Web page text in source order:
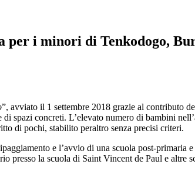
per i minori di Tenkodogo,
”, avviato il 1 settembre 2018 grazie al contributo
spazi concreti. L’elevato numero di bambini
di pochi, stabilito peraltro senza precisi criteri.
e l’avvio di una scuola post-primaria
presso la scuola di Saint Vincent de Paul e